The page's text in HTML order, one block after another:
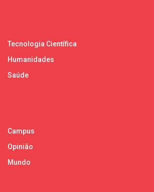
Tecnologia Científica
Humanidades
Saúde
Campus
Opinião
Mundo